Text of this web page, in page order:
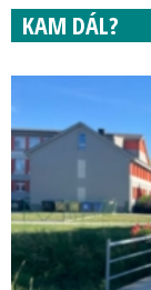
KAM DÁL?